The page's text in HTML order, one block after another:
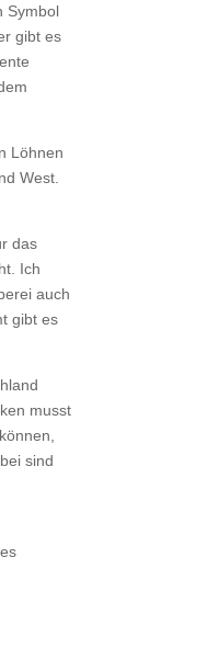
Symbol
gibt es
Löhnen
West.
das
Ich
auch
gibt es
musst
sind